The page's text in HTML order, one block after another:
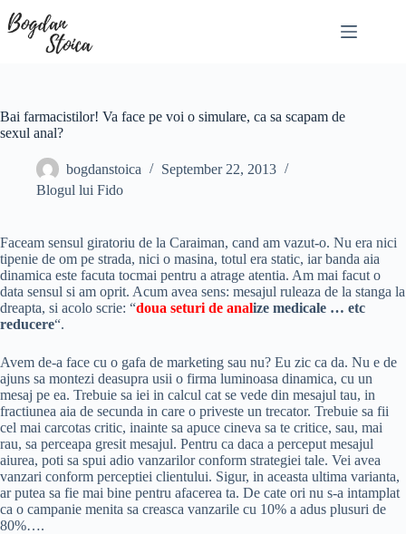
to
content
Bai farmacistilor! Va face pe voi o simulare, ca sa scapam de
sexul anal?
bogdanstoica
September 22, 2013
Blogul lui Fido
Faceam sensul giratoriu de la Caraiman, cand am vazut-o. Nu era nici
tipenie de om pe strada, nici o masina, totul era static, iar banda aia
dinamica este facuta tocmai pentru a atrage atentia. Am mai facut o
data sensul si am oprit. Acum avea sens: mesajul ruleaza de la stanga la
dreapta, si acolo scrie: “doua seturi de analize medicale … etc
reducere“.
Avem de-a face cu o gafa de marketing sau nu? Eu zic ca da. Nu e de
ajuns sa montezi deasupra usii o firma luminoasa dinamica, cu un
mesaj pe ea. Trebuie sa iei in calcul cat se vede din mesajul tau, in
fractiunea aia de secunda in care o priveste un trecator. Trebuie sa fii
cel mai carcotas critic, inainte sa apuce cineva sa te critice, sau, mai
rau, sa perceapa gresit mesajul. Pentru ca daca a perceput mesajul
aiurea, poti sa spui adio vanzarilor conform strategiei tale. Vei avea
vanzari conform perceptiei clientului. Sigur, in aceasta ultima varianta,
ar putea sa fie mai bine pentru afacerea ta. De cate ori nu s-a intamplat
ca o campanie menita sa creasca vanzarile cu 10% a adus plusuri de
80%….